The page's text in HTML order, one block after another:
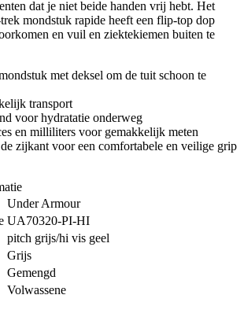
dat je niet beide handen vrij hebt. Het
mondstuk rapide heeft een flip-top dop
en vuil en ziektekiemen buiten te
met deksel om de tuit schoon te
transport
voor hydratatie onderweg
en milliliters voor gemakkelijk meten
zijkant voor een comfortabele en veilige grip
Under Armour
UA70320-PI-HI
pitch grijs/hi vis geel
Grijs
Gemengd
Volwassene